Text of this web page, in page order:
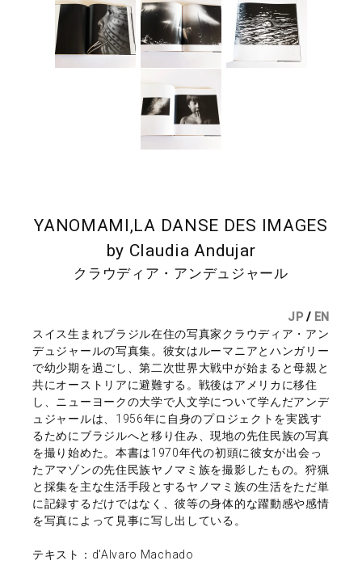
YANOMAMI,LA DANSE DES IMAGES
by Claudia Andujar
クラウディア・アンデュジャール
JP / EN
スイス生まれブラジル在住の写真家クラウディア・アン
デュジャールの写真集。彼女はルーマニアとハンガリー
で幼少期を過ごし、第二次世界大戦中が始まると母親と
共にオーストリアに避難する。戦後はアメリカに移住
し、ニューヨークの大学で人文学について学んだアンデ
ュジャールは、1956年に自身のプロジェクトを実践す
るためにブラジルへと移り住み、現地の先住民族の写真
を撮り始めた。本書は1970年代の初頭に彼女が出会っ
たアマゾンの先住民族ヤノマミ族を撮影したもの。狩猟
と採集を主な生活手段とするヤノマミ族の生活をただ単
に記録するだけではなく、彼等の身体的な躍動感や感情
を写真によって見事に写し出している。
テキスト：d'Alvaro Machado